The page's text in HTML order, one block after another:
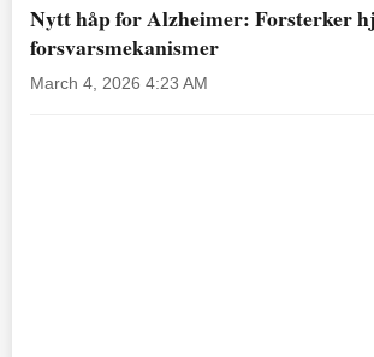
Nytt håp for Alzheimer: Forsterker
forsvarsmekanismer
March 4, 2026 4:23 AM